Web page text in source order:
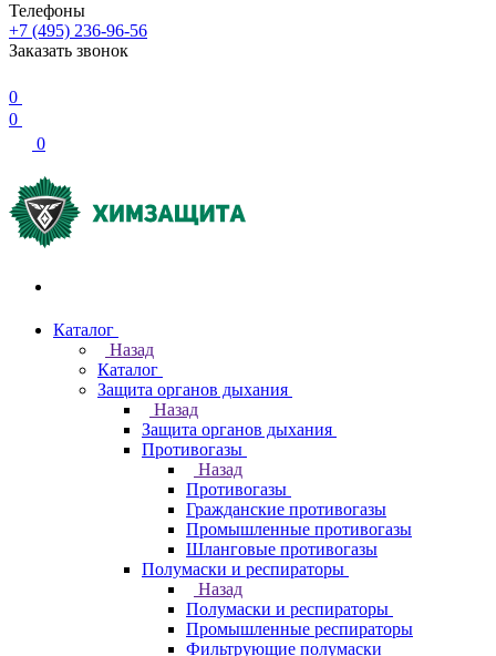
Телефоны
+7 (495) 236-96-56
Заказать звонок
0
0
0
Каталог
Назад
Каталог
Защита органов дыхания
Назад
Защита органов дыхания
Противогазы
Назад
Противогазы
Гражданские противогазы
Промышленные противогазы
Шланговые противогазы
Полумаски и респираторы
Назад
Полумаски и респираторы
Промышленные респираторы
Фильтрующие полумаски